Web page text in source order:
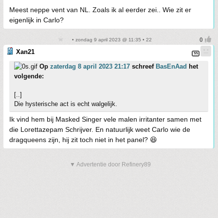
Meest neppe vent van NL. Zoals ik al eerder zei.. Wie zit er
eigenlijk in Carlo?
• zondag 9 april 2023 @ 11:35 • 22
Xan21
Op zaterdag 8 april 2023 21:17 schreef BasEnAad het
volgende:
[..]
Die hysterische act is echt walgelijk.
Ik vind hem bij Masked Singer vele malen irritanter samen met
die Lorettazepam Schrijver. En natuurlijk weet Carlo wie de
dragqueens zijn, hij zit toch niet in het panel? 😆
▼ Advertentie door Refinery89